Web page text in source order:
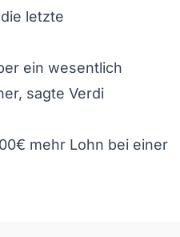
letzte
ein wesentlich
sagte Verdi
mehr Lohn bei einer